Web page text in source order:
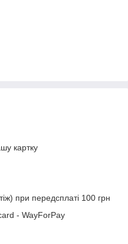
картку
при передсплаті 100 грн
- WayForPay